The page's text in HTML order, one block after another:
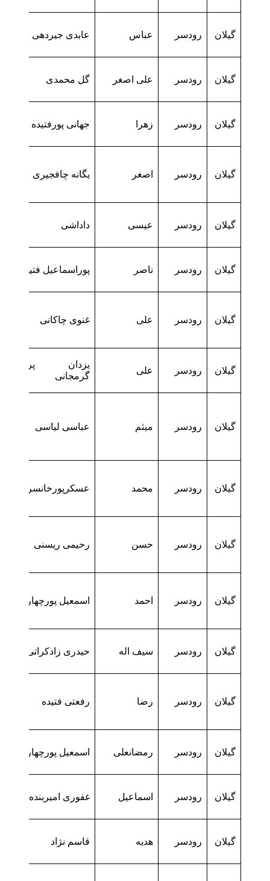
گیلان رودسر عباس عابدی جیردهی
گیلان رودسر علی اصغر گل محمدی
گیلان رودسر زهرا جهانی پورفتیده
گیلان رودسر اصغر یگانه چافجیری
گیلان رودسر عیسی داداشی
گیلان رودسر ناصر پوراسماعیل فتیدهی
گیلان رودسر علی غنوی چاکانی
گیلان رودسر علی
یزدان پرست
گرمجانی
گیلان رودسر میثم عباسی لیاسی
گیلان رودسر محمد عسکرپورخانسری
گیلان رودسر حسن رحیمی ریسنی
گیلان رودسر احمد اسمعیل پورچهارده
گیلان رودسر سیف اله حیدری زادکراتی
گیلان رودسر رضا رفعتی فتیده
گیلان رودسر رمضانعلی اسمعیل پورچهارده
گیلان رودسر اسماعیل غفوری امیربنده
گیلان رودسر هدیه قاسم نژاد